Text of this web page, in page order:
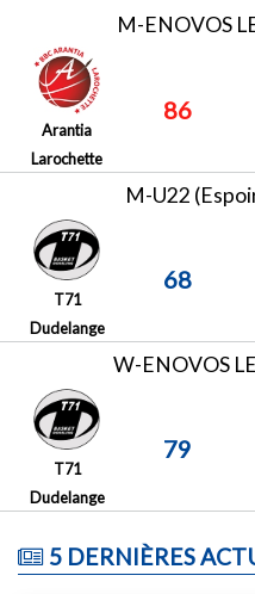
M-ENOVOS
Arantia
Larochette
86
M-U22
T71
Dudelange
68
W-ENOVOS
T71
Dudelange
79
5 DERNIÈRES